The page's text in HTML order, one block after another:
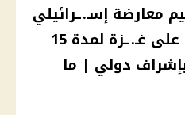
معارضة إسـ.ـرائيلي
يقترح "وصاية مصرية" على غـ.ـزة لمدة 15
دولي | ما